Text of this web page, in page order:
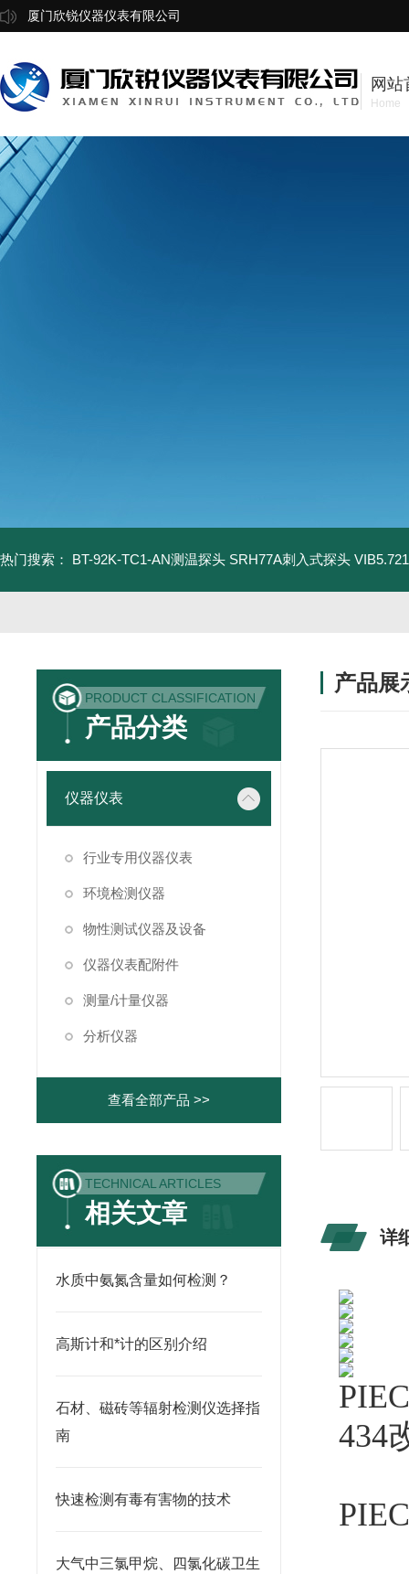
厦门欣锐仪器仪表有限公司
网站
Home
热门搜索： BT-92K-TC1-AN测温探头 SRH77A刺入式探头
PRODUCT CLASSIFICATION
产品分类
仪器仪表
行业专用仪器仪表
环境检测仪器
物性测试仪器及设备
仪器仪表配附件
测量/计量仪器
分析仪器
查看全部产品 >>
TECHNICAL ARTICLES
相关文章
水质中氨氮含量如何检测？
高斯计和*计的区别介绍
石材、磁砖等辐射检测仪选择指
南
快速检测有毒有害物的技术
大气中三氯甲烷、四氯化碳卫生
产品展
详
434